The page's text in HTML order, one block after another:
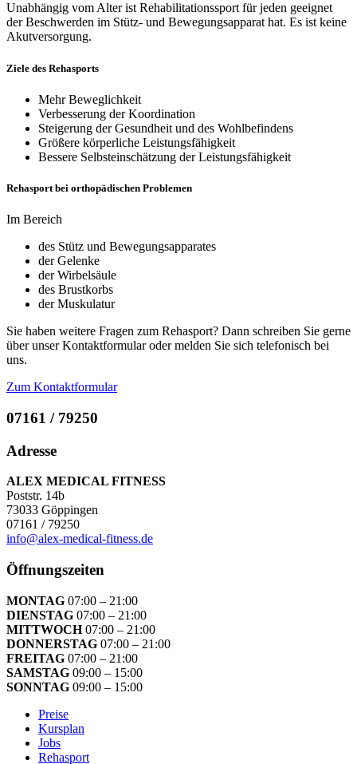
Unabhängig vom Alter ist Rehabilitationssport für jeden geeignet
der Beschwerden im Stütz- und Bewegungsapparat hat. Es ist keine
Akutversorgung.
Ziele des Rehasports
Mehr Beweglichkeit
Verbesserung der Koordination
Steigerung der Gesundheit und des Wohlbefindens
Größere körperliche Leistungsfähigkeit
Bessere Selbsteinschätzung der Leistungsfähigkeit
Rehasport bei orthopädischen Problemen
Im Bereich
des Stütz und Bewegungsapparates
der Gelenke
der Wirbelsäule
des Brustkorbs
der Muskulatur
Sie haben weitere Fragen zum Rehasport? Dann schreiben Sie gerne
über unser Kontaktformular oder melden Sie sich telefonisch bei
uns.
Zum Kontaktformular
07161 / 79250
Adresse
ALEX MEDICAL FITNESS
Poststr. 14b
73033 Göppingen
07161 / 79250
info@alex-medical-fitness.de
Öffnungszeiten
MONTAG 07:00 – 21:00
DIENSTAG 07:00 – 21:00
MITTWOCH07:00 – 21:00
DONNERSTAG 07:00 – 21:00
FREITAG 07:00 – 21:00
SAMSTAG 09:00 – 15:00
SONNTAG 09:00 – 15:00
Preise
Kursplan
Jobs
Rehasport